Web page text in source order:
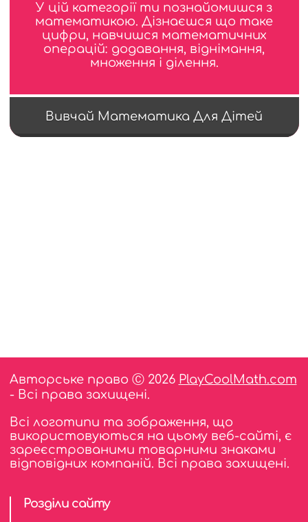
У цій категорії ти познайомишся з
математикою. Дізнаєшся що таке
цифри, навчишся математичних
операцій: додавання, віднімання,
множення і ділення.
Вивчай Математика Для Дітей
Авторське право Ⓒ 2026 PlayCoolMath.com
- Всі права захищені.
Всі логотипи та зображення, що
використовуються на цьому веб-сайті, є
зареєстрованими товарними знаками
відповідних компаній. Всі права захищені.
Розділи сайту